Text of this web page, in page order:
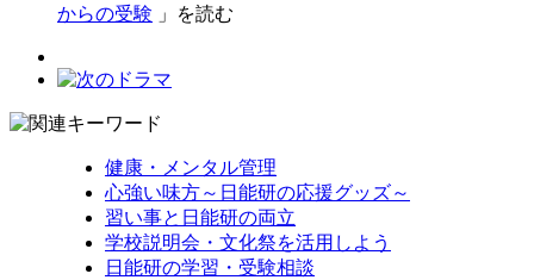
からの受験 」を読む
健康・メンタル管理
心強い味方～日能研の応援グッズ～
習い事と日能研の両立
学校説明会・文化祭を活用しよう
日能研の学習・受験相談